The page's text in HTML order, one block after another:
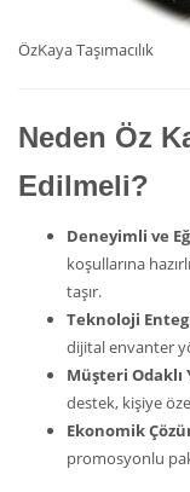
ÖzKaya Taşımacılık
Neden Öz
Edilmeli?
Deneyimli ve
koşullarına
taşır.
Teknoloji
dijital envanter
Müşteri Odaklı
destek, kişiye
Ekonomik
promosyonlu